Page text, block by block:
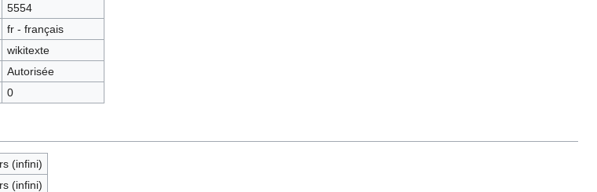
5554
fr - français
wikitexte
Autorisée
0
(infini)
(infini)